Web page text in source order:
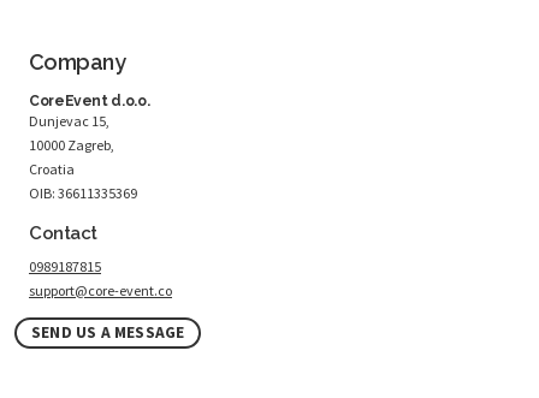
Company
CoreEvent d.o.o.
Dunjevac 15,
10000 Zagreb,
Croatia
OIB: 36611335369
Contact
0989187815
support@core-event.co
SEND US A MESSAGE